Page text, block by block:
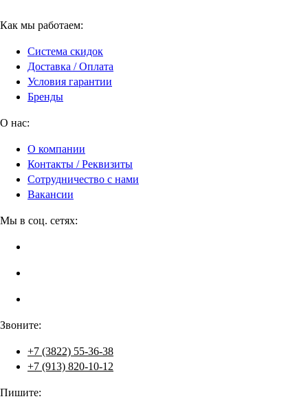
Как мы работаем:
Система скидок
Доставка / Оплата
Условия гарантии
Бренды
О нас:
О компании
Контакты / Реквизиты
Сотрудничество с нами
Вакансии
Мы в соц. сетях:
Звоните:
+7 (3822) 55-36-38
+7 (913) 820-10-12
Пишите: